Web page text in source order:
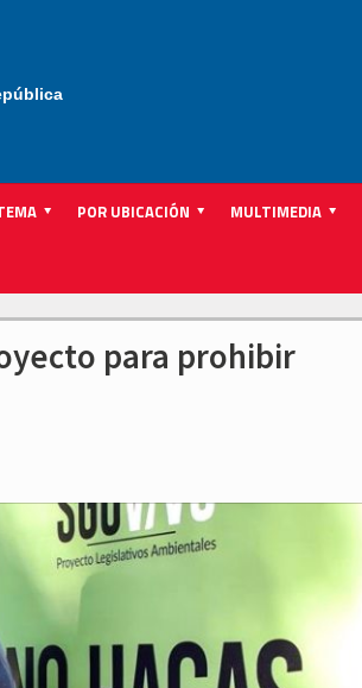
POR UBICACIÓN MULTIMEDIA
para prohibir